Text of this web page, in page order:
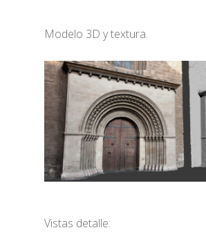
Modelo 3D y textura.
Vistas detalle: